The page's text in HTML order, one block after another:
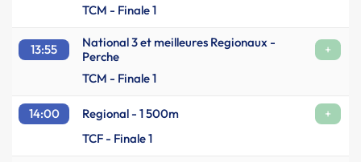
TCM - Finale 1
13:55
National 3 et meilleures Regionaux -
Perche
+
TCM - Finale 1
14:00 Regional - 1 500m
+
TCF - Finale 1